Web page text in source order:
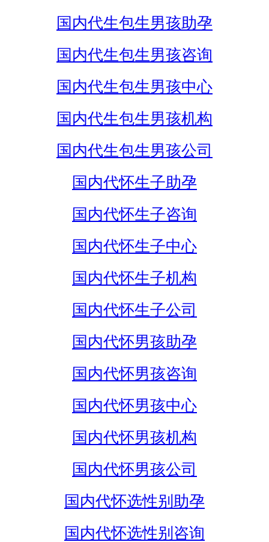
国内代生包生男孩助孕
国内代生包生男孩咨询
国内代生包生男孩中心
国内代生包生男孩机构
国内代生包生男孩公司
国内代怀生子助孕
国内代怀生子咨询
国内代怀生子中心
国内代怀生子机构
国内代怀生子公司
国内代怀男孩助孕
国内代怀男孩咨询
国内代怀男孩中心
国内代怀男孩机构
国内代怀男孩公司
国内代怀选性别助孕
国内代怀选性别咨询